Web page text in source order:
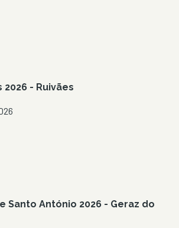
2026 - Ruivães
Santo António 2026 - Geraz do